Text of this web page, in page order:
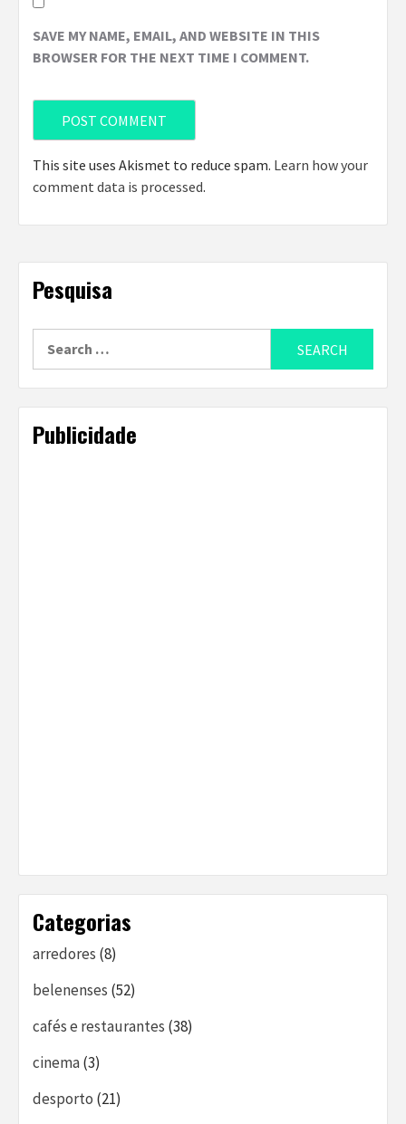
SAVE MY NAME, EMAIL, AND WEBSITE IN THIS
BROWSER FOR THE NEXT TIME I COMMENT.
This site uses Akismet to reduce spam. Learn how your
comment data is processed.
Pesquisa
Publicidade
Categorias
arredores (8)
belenenses (52)
cafés e restaurantes (38)
cinema(3)
desporto (21)